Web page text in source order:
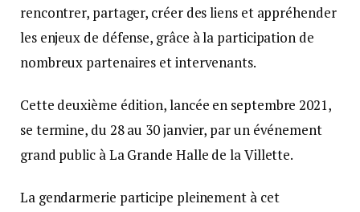
rencontrer, partager, créer des liens et appréhender
les enjeux de défense, grâce à la participation de
nombreux partenaires et intervenants.
Cette deuxième édition, lancée en septembre 2021,
se termine, du 28 au 30 janvier, par un événement
grand public à La Grande Halle de la Villette.
La gendarmerie participe pleinement à cet